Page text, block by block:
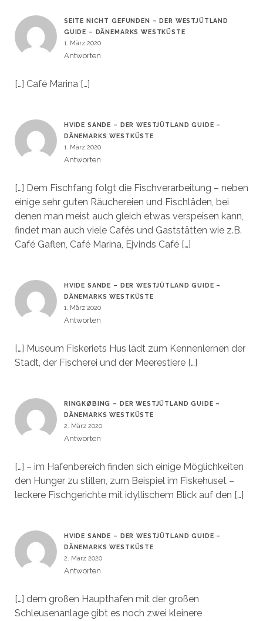
SEITE NICHT GEFUNDEN – DER WESTJÜTLAND
GUIDE – DÄNEMARKS WESTKÜSTE
1. März 2020
Antworten
[…] Café Marina […]
HVIDE SANDE – DER WESTJÜTLAND GUIDE –
DÄNEMARKS WESTKÜSTE
1. März 2020
Antworten
[…] Dem Fischfang folgt die Fischverarbeitung – neben
einige sehr guten Räuchereien und Fischläden, bei
denen man meist auch gleich etwas verspeisen kann,
findet man auch viele Cafés und Gaststätten wie z.B.
Café Gaflen, Café Marina, Ejvinds Café […]
HVIDE SANDE – DER WESTJÜTLAND GUIDE –
DÄNEMARKS WESTKÜSTE
1. März 2020
Antworten
[…] Museum Fiskeriets Hus lädt zum Kennenlernen der
Stadt, der Fischerei und der Meerestiere […]
RINGKØBING – DER WESTJÜTLAND GUIDE –
DÄNEMARKS WESTKÜSTE
2. März 2020
Antworten
[…] – im Hafenbereich finden sich einige Möglichkeiten
den Hunger zu stillen, zum Beispiel im Fiskehuset –
leckere Fischgerichte mit idyllischem Blick auf den […]
HVIDE SANDE – DER WESTJÜTLAND GUIDE –
DÄNEMARKS WESTKÜSTE
2. März 2020
Antworten
[…] dem großen Haupthafen mit der großen
Schleusenanlage gibt es noch zwei kleinere